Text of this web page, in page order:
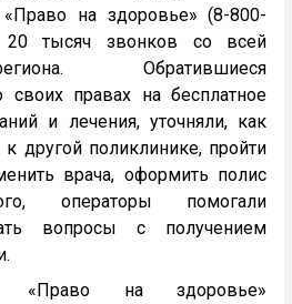
«Право на здоровье» (8-800-
20 тысяч звонков со всей
Обратившиеся
своих правах на бесплатное
и лечения, уточняли, как
другой поликлинике, пройти
врача, оформить полис
операторы помогали
вопросы с получением
«Право на здоровье»